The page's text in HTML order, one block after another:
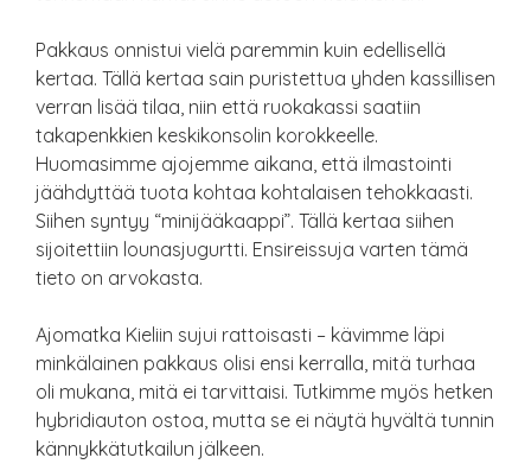
Pakkaus onnistui vielä paremmin kuin edellisellä
kertaa. Tällä kertaa sain puristettua yhden kassillisen
verran lisää tilaa, niin että ruokakassi saatiin
takapenkkien keskikonsolin korokkeelle.
Huomasimme ajojemme aikana, että ilmastointi
jäähdyttää tuota kohtaa kohtalaisen tehokkaasti.
Siihen syntyy “minijääkaappi”. Tällä kertaa siihen
sijoitettiin lounasjugurtti. Ensireissuja varten tämä
tieto on arvokasta.
Ajomatka Kieliin sujui rattoisasti – kävimme läpi
minkälainen pakkaus olisi ensi kerralla, mitä turhaa
oli mukana, mitä ei tarvittaisi. Tutkimme myös hetken
hybridiauton ostoa, mutta se ei näytä hyvältä tunnin
kännykkätutkailun jälkeen.